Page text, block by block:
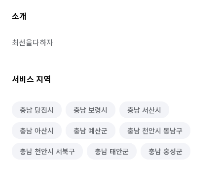
소개
최선을다하자
서비스 지역
충남 당진시 충남 보령시 충남 서산시
충남 아산시 충남 예산군 충남 천안시 동남구
충남 천안시 서북구 충남 태안군 충남 홍성군